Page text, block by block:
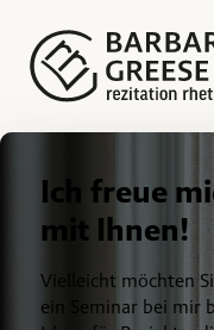
Ich freue
mit Ihnen!
Vielleicht möchten
ein Seminar bei mir